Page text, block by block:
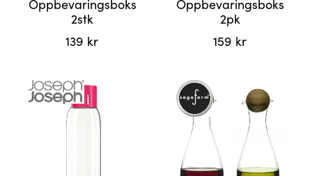
Oppbevaringsboks
2stk
139 kr
Oppbevaringsboks
2pk
159 kr